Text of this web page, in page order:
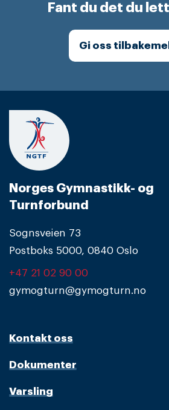
Fant du det du
Gi oss
Norges Gymnastikk- og
Turnforbund
Sognsveien 73
Postboks 5000, 0840 Oslo
+47 21 02 90 00
gymogturn@gymogturn.no
Kontakt oss
Dokumenter
Varsling